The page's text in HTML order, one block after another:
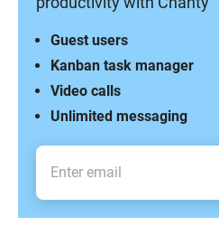
Unlimited messaging
Video calls
Kanban task manager
Guest users